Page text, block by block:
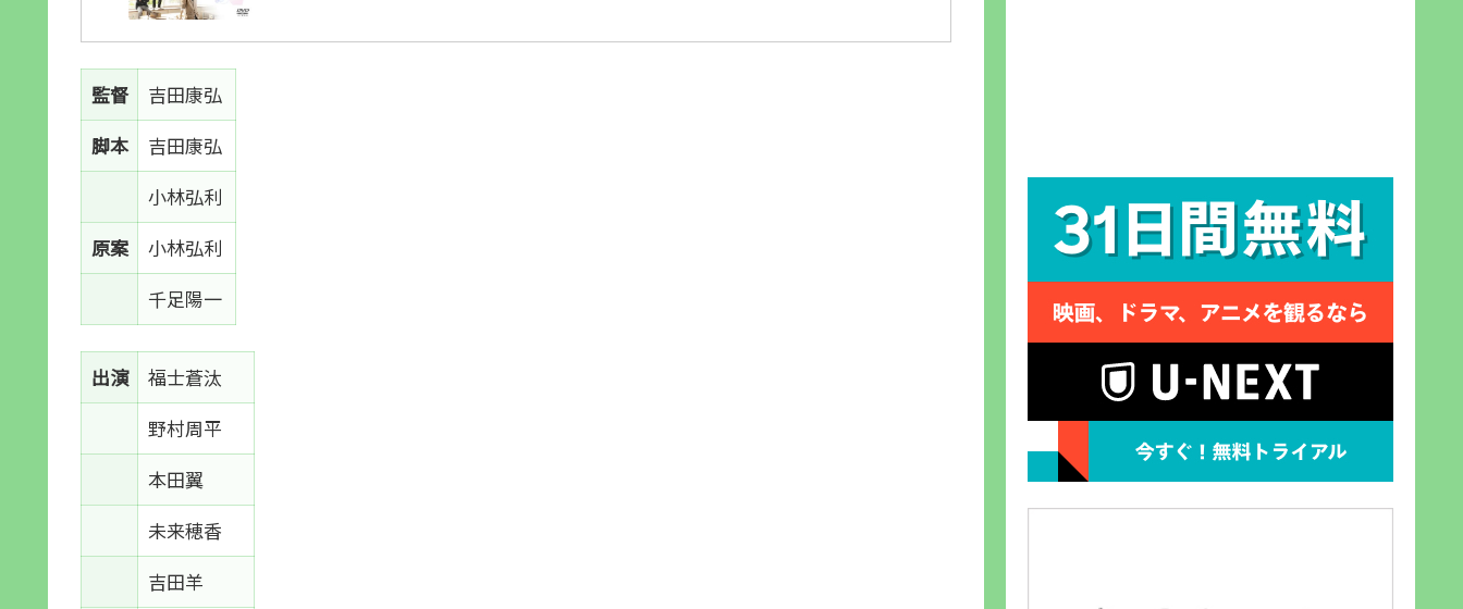
監督
吉田康弘
脚本
吉田康弘
小林弘利
原案
小林弘利
千足陽一
出演
福士蒼汰
野村周平
本田翼
未来穂香
吉田羊